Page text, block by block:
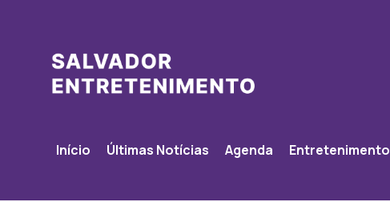
Início Últimas Notícias Agenda Entretenimento